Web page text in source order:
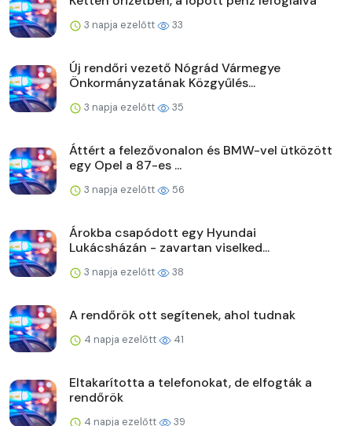
3 napja ezelőtt 33
Új rendőri vezető Nógrád Vármegye
Önkormányzatának Közgyűlés...
3 napja ezelőtt 35
Áttért a felezővonalon és BMW-vel ütközött
egy Opel a 87-es ...
3 napja ezelőtt 56
Árokba csapódott egy Hyundai
Lukácsházán - zavartan viselked...
3 napja ezelőtt 38
A rendőrök ott segítenek, ahol tudnak
4 napja ezelőtt 41
Eltakarította a telefonokat, de elfogták a
rendőrök
4 napja ezelőtt 39